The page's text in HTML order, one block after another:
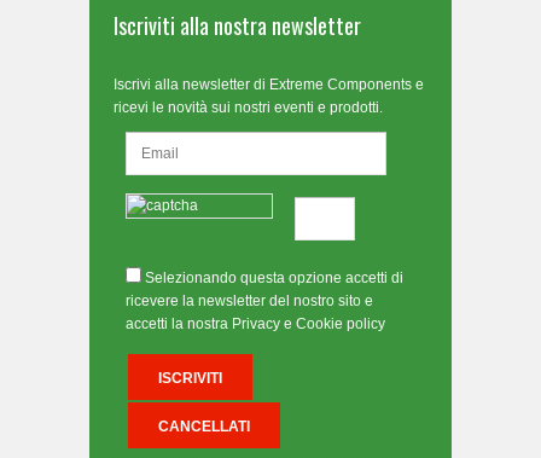
Iscriviti alla nostra newsletter
Iscrivi alla newsletter di Extreme Components e
ricevi le novità sui nostri eventi e prodotti.
Selezionando questa opzione accetti di
ricevere la newsletter del nostro sito e
accetti la nostra Privacy e Cookie policy